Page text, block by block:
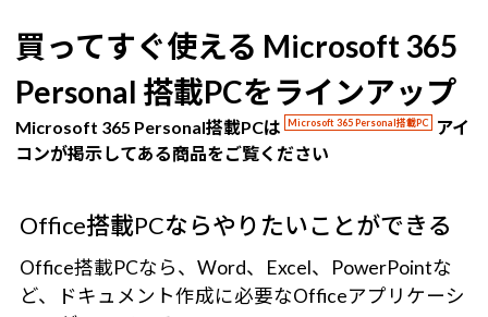
買ってすぐ使える Microsoft 365
Personal 搭載PCをラインアップ
Microsoft 365 Personal搭載PCは Microsoft 365 Personal搭載PC
アイ
コンが掲示してある商品をご覧ください
Office搭載PCならやりたいことができる
Office搭載PCなら、Word、Excel、PowerPointな
ど、ドキュメント作成に必要なOfficeアプリケーシ